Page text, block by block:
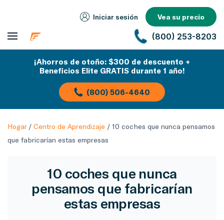
Iniciar sesión Vea su precio
(800) 253-8203
¡Ahorros de otoño: $300 de descuento +
Beneficios Elite GRATIS durante 1 año!
(800) 506-4640
Hogar/ Centro de Aprendizaje / 10 coches que nunca pensamos
que fabricarían estas empresas
10 coches que nunca
pensamos que fabricarían
estas empresas